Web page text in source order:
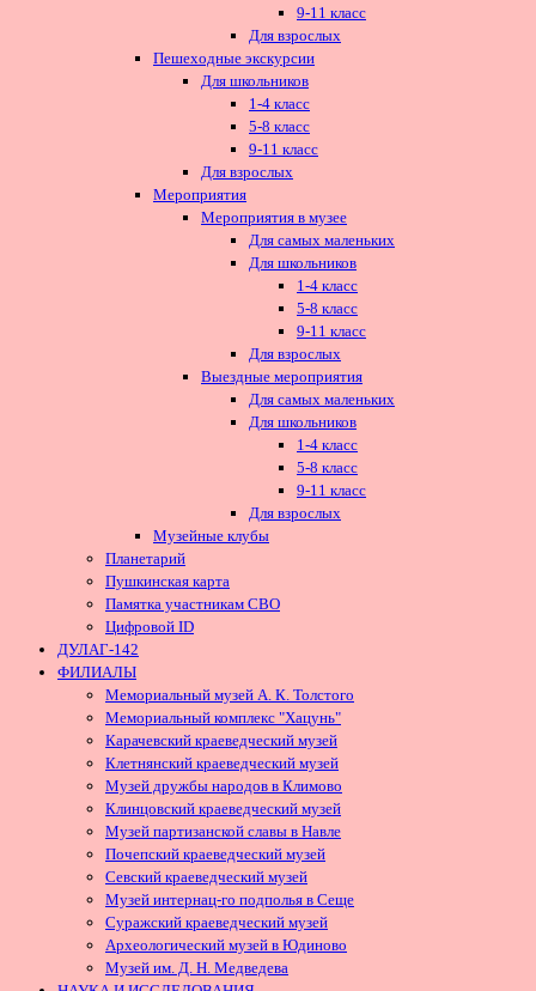
9-11 класс
Для взрослых
Пешеходные экскурсии
Для школьников
1-4 класс
5-8 класс
9-11 класс
Для взрослых
Мероприятия
Мероприятия в музее
Для самых маленьких
Для школьников
1-4 класс
5-8 класс
9-11 класс
Для взрослых
Выездные мероприятия
Для самых маленьких
Для школьников
1-4 класс
5-8 класс
9-11 класс
Для взрослых
Музейные клубы
Планетарий
Пушкинская карта
Памятка участникам СВО
Цифровой ID
ДУЛАГ-142
ФИЛИАЛЫ
Мемориальный музей А. К. Толстого
Мемориальный комплекс "Хацунь"
Карачевский краеведческий музей
Клетнянский краеведческий музей
Музей дружбы народов в Климово
Клинцовский краеведческий музей
Музей партизанской славы в Навле
Почепский краеведческий музей
Севский краеведческий музей
Музей интернац-го подполья в Сеще
Суражский краеведческий музей
Археологический музей в Юдиново
Музей им. Д. Н. Медведева